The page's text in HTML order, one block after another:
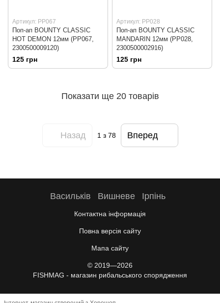
Артикул: PP067
Поп-ап BOUNTY CLASSIC
HOT DEMON 12мм (PP067,
2300500009120)
125 грн
Артикул: PP028
Поп-ап BOUNTY CLASSIC
MANDARIN 12мм (PP028,
2300500002916)
125 грн
Показати ще 20 товарів
Назад 1 з 78 Вперед
Васильків Вишневе Ірпінь
Контактна інформація
Повна версія сайту
Мапа сайту
© 2019—2026
FISHMAG - магазин рибальського спорядження